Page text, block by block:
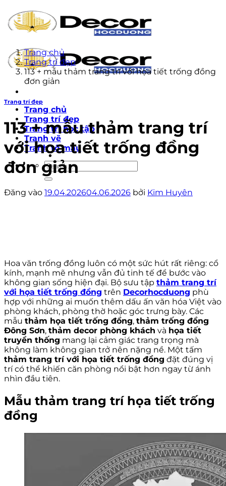
qua
nội
Trang chủ
Trang trí đẹp
Trang trí học tập
Tranh vẽ
Tranh tô màu
Trang chủ
Trang trí đẹp
113 + mẫu thảm trang trí với họa tiết trống đồng
đơn giản
Trang trí đẹp
113 + mẫu thảm trang trí
với họa tiết trống đồng
đơn giản
Đăng vào 19.04.202604.06.2026 bởi Kim Huyên
Hoa văn trống đồng luôn có một sức hút rất riêng: cổ
kính, mạnh mẽ nhưng vẫn đủ tinh tế để bước vào
không gian sống hiện đại. Bộ sưu tập thảm trang trí
với họa tiết trống đồng trên Decorhocduong phù
hợp với những ai muốn thêm dấu ấn văn hóa Việt vào
phòng khách, phòng thờ hoặc góc trưng bày. Các
mẫu thảm họa tiết trống đồng, thảm trống đồng
Đông Sơn, thảm decor phòng khách và họa tiết
truyền thống mang lại cảm giác trang trọng mà
không làm không gian trở nên nặng nề. Một tấm
thảm trang trí với họa tiết trống đồng đặt đúng vị
trí có thể khiến căn phòng nổi bật hơn ngay từ ánh
nhìn đầu tiên.
Mẫu thảm trang trí họa tiết trống
đồng